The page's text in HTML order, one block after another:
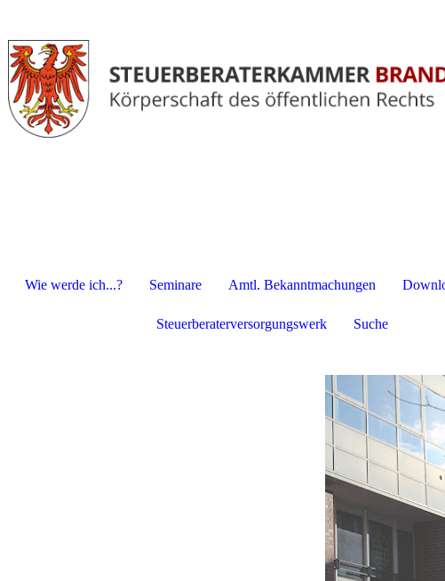
Wie werde ich...? Seminare Amtl. Bekanntmachungen
Steuerberaterversorgungswerk Suche